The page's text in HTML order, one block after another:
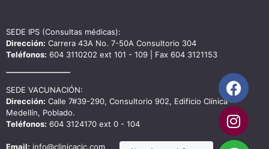
SEDE IPS (Consultas médicas):
Dirección: Carrera 43A No. 7-50A Consultorio 304
Teléfonos: 604 3110202 ext 101 - 109 | Fax 604 3121153
SEDE VACUNACIÓN:
Dirección: Calle 7#39-290, Consultorio 902, Edificio Clínica
Medellín, Poblado.
Teléfonos: 604 3124170 ext 0 - 104
Email: info@clinicacic.com